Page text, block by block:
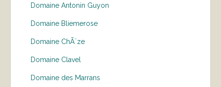
Domaine Antonin Guyon
Domaine Bliemerose
Domaine ChÃ¨ze
Domaine Clavel
Domaine des Marrans